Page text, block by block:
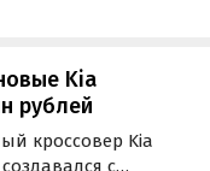
Kia
рублей
кроссовер Kia
с